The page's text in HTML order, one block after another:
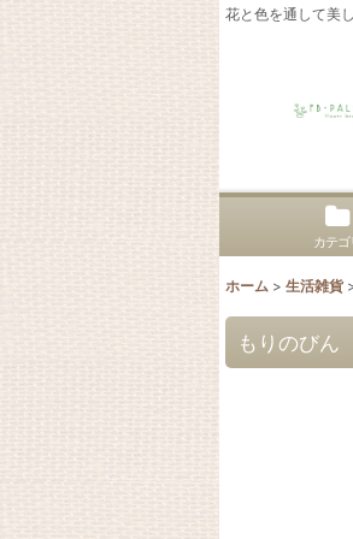
花と色を通して美
カテゴ
ホーム > 生活雑貨
もりのびん